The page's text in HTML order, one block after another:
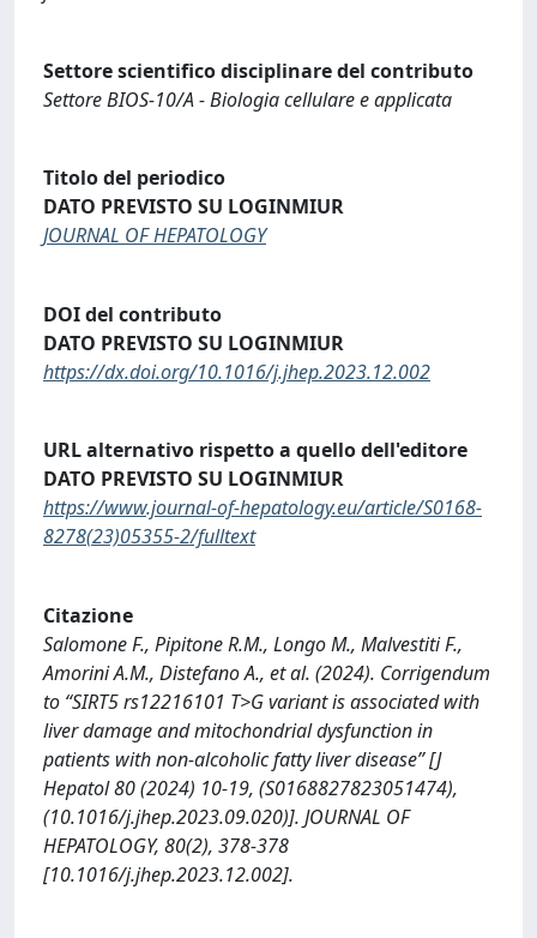
Settore scientifico disciplinare del contributo
Settore BIOS-10/A - Biologia cellulare e applicata
Titolo del periodico
DATO PREVISTO SU LOGINMIUR
JOURNAL OF HEPATOLOGY
DOI del contributo
DATO PREVISTO SU LOGINMIUR
https://dx.doi.org/10.1016/j.jhep.2023.12.002
URL alternativo rispetto a quello dell'editore
DATO PREVISTO SU LOGINMIUR
https://www.journal-of-hepatology.eu/article/S0168-
8278(23)05355-2/fulltext
Citazione
Salomone F., Pipitone R.M., Longo M., Malvestiti F.,
Amorini A.M., Distefano A., et al. (2024). Corrigendum
to “SIRT5 rs12216101 T>G variant is associated with
liver damage and mitochondrial dysfunction in
patients with non-alcoholic fatty liver disease” [J
Hepatol 80 (2024) 10-19, (S0168827823051474),
(10.1016/j.jhep.2023.09.020)]. JOURNAL OF
HEPATOLOGY, 80(2), 378-378
[10.1016/j.jhep.2023.12.002].